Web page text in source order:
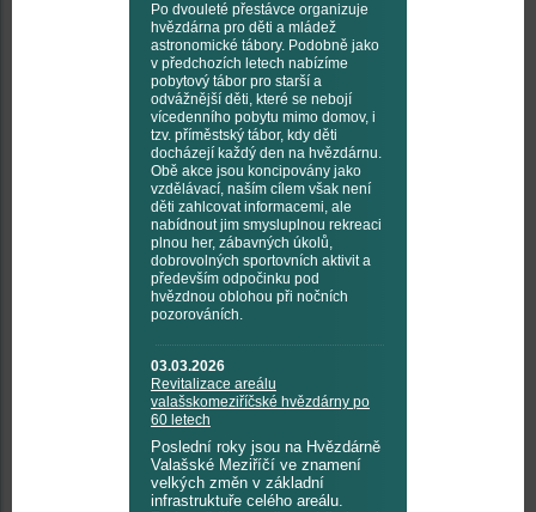
Po dvouleté přestávce organizuje
hvězdárna pro děti a mládež
astronomické tábory. Podobně jako
v předchozích letech nabízíme
pobytový tábor pro starší a
odvážnější děti, které se nebojí
vícedenního pobytu mimo domov, i
tzv. příměstský tábor, kdy děti
docházejí každý den na hvězdárnu.
Obě akce jsou koncipovány jako
vzdělávací, naším cílem však není
děti zahlcovat informacemi, ale
nabídnout jim smysluplnou rekreaci
plnou her, zábavných úkolů,
dobrovolných sportovních aktivit a
především odpočinku pod
hvězdnou oblohou při nočních
pozorováních.
03.03.2026
Revitalizace areálu
valašskomeziříčské hvězdárny po
60 letech
Poslední roky jsou na Hvězdárně
Valašské Meziříčí ve znamení
velkých změn v základní
infrastruktuře celého areálu.